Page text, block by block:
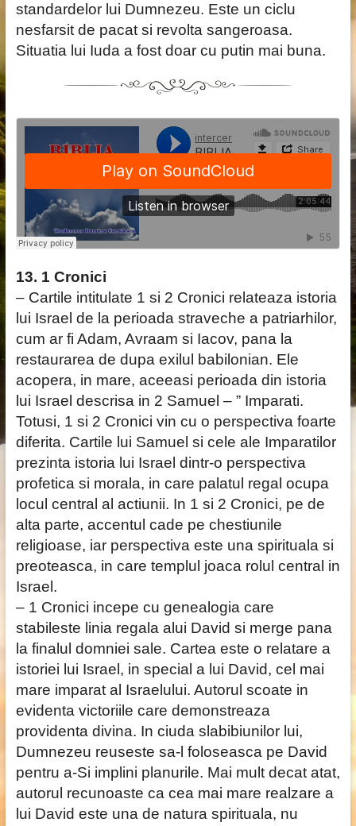
standardelor lui Dumnezeu. Este un ciclu
nesfarsit de pacat si revolta sangeroasa.
Situatia lui Iuda a fost doar cu putin mai buna.
13. 1 Cronici
– Cartile intitulate 1 si 2 Cronici relateaza istoria
lui Israel de la perioada straveche a patriarhilor,
cum ar fi Adam, Avraam si Iacov, pana la
restaurarea de dupa exilul babilonian. Ele
acopera, in mare, aceeasi perioada din istoria
lui Israel descrisa in 2 Samuel – ” Imparati.
Totusi, 1 si 2 Cronici vin cu o perspectiva foarte
diferita. Cartile lui Samuel si cele ale Imparatilor
prezinta istoria lui Israel dintr-o perspectiva
profetica si morala, in care palatul regal ocupa
locul central al actiunii. In 1 si 2 Cronici, pe de
alta parte, accentul cade pe chestiunile
religioase, iar perspectiva este una spirituala si
preoteasca, in care templul joaca rolul central in
Israel.
– 1 Cronici incepe cu genealogia care
stabileste linia regala alui David si merge pana
la finalul domniei sale. Cartea este o relatare a
istoriei lui Israel, in special a lui David, cel mai
mare imparat al Israelului. Autorul scoate in
evidenta victoriile care demonstreaza
providenta divina. In ciuda slabibiunilor lui,
Dumnezeu reuseste sa-l foloseasca pe David
pentru a-Si implini planurile. Mai mult decat atat,
autorul recunoaste ca cea mai mare realzare a
lui David este una de natura spirituala, nu